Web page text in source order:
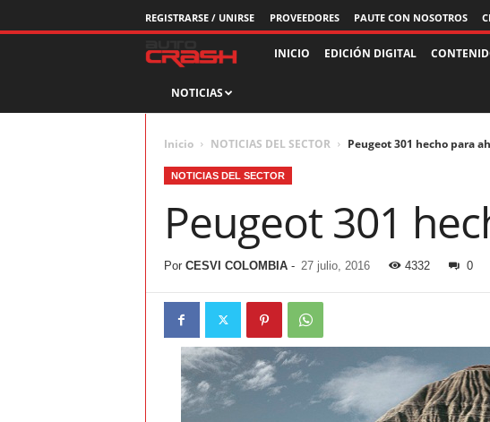
REGISTRARSE / UNIRSE PROVEEDORES PAUTE CON NOSOTROS
i
a
u
INICIO EDICIÓN DIGITAL
NOTICIAS
Inicio NOTICIAS DEL SECTOR Peugeot 301 hecho para
NOTICIAS DEL SECTOR
Peugeot 301
Por CESVI COLOMBIA- 27 julio, 2016 4332 0